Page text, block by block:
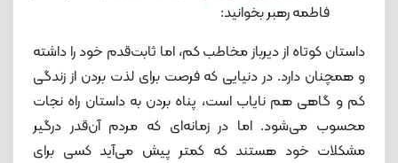
فاطمه رهبر بخوانید:
داستان کوتاه از دیرباز مخاطب کم، اما ثابت‌قدم خود را داشته
و همچنان دارد. در دنیایی که فرصت برای لذت بردن از زندگی
کم و گاهی هم نایاب است، پناه بردن به داستان راه نجات
محسوب می‌شود. اما در زمانه‌ای که مردم آن‌قدر درگیر
مشکلات خود هستند که کمتر پیش می‌آید کسی برای